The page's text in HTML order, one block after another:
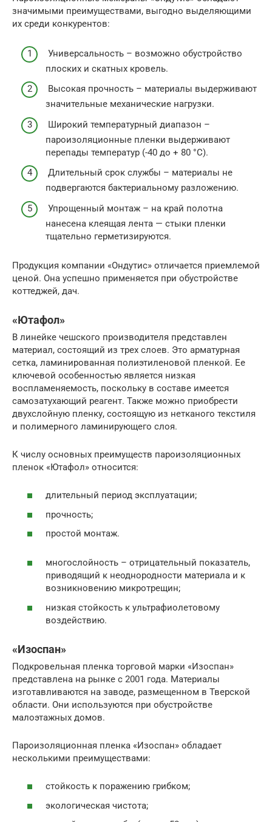
значимыми преимуществами, выгодно выделяющими
их среди конкурентов:
Универсальность – возможно обустройство
плоских и скатных кровель.
Высокая прочность – материалы выдерживают
значительные механические нагрузки.
Широкий температурный диапазон –
пароизоляционные пленки выдерживают
перепады температур (-40 до + 80 °C).
Длительный срок службы – материалы не
подвергаются бактериальному разложению.
Упрощенный монтаж – на край полотна
нанесена клеящая лента — стыки пленки
тщательно герметизируются.
Продукция компании «Ондутис» отличается приемлемой
ценой. Она успешно применяется при обустройстве
коттеджей, дач.
«Ютафол»
В линейке чешского производителя представлен
материал, состоящий из трех слоев. Это арматурная
сетка, ламинированная полиэтиленовой пленкой. Ее
ключевой особенностью является низкая
воспламеняемость, поскольку в составе имеется
самозатухающий реагент. Также можно приобрести
двухслойную пленку, состоящую из нетканого текстиля
и полимерного ламинирующего слоя.
К числу основных преимуществ пароизоляционных
пленок «Ютафол» относится:
длительный период эксплуатации;
прочность;
простой монтаж.
многослойность – отрицательный показатель,
приводящий к неоднородности материала и к
возникновению микротрещин;
низкая стойкость к ультрафиолетовому
воздействию.
«Изоспан»
Подкровельная пленка торговой марки «Изоспан»
представлена на рынке с 2001 года. Материалы
изготавливаются на заводе, размещенном в Тверской
области. Они используются при обустройстве
малоэтажных домов.
Пароизоляционная пленка «Изоспан» обладает
несколькими преимуществами:
стойкость к поражению грибком;
экологическая чистота;